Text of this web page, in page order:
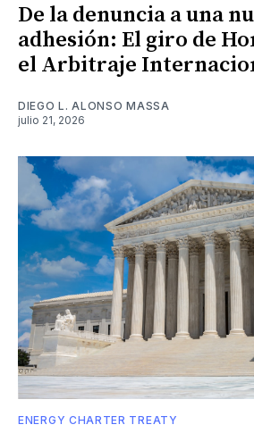
De la denuncia a una
adhesión: El giro de
el Arbitraje
DIEGO L. ALONSO MASSA
julio 21, 2026
ENERGY CHARTER TREATY